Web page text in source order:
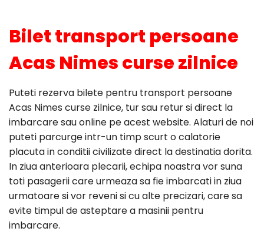
Bilet transport persoane
Acas Nimes curse zilnice
Puteti rezerva bilete pentru transport persoane
Acas Nimes curse zilnice, tur sau retur si direct la
imbarcare sau online pe acest website. Alaturi de noi
puteti parcurge intr-un timp scurt o calatorie
placuta in conditii civilizate direct la destinatia dorita.
In ziua anterioara plecarii, echipa noastra vor suna
toti pasagerii care urmeaza sa fie imbarcati in ziua
urmatoare si vor reveni si cu alte precizari, care sa
evite timpul de asteptare a masinii pentru
imbarcare.